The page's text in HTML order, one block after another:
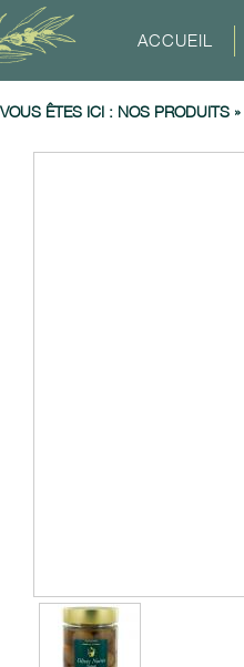
ACCUEIL
VOUS ÊTES ICI : NOS PRODUITS »